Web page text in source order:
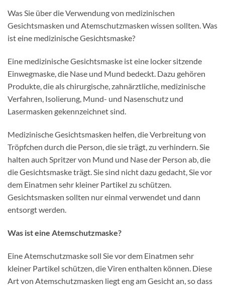
Was Sie über die Verwendung von medizinischen
Gesichtsmasken und Atemschutzmasken wissen sollten. Was
ist eine medizinische Gesichtsmaske?
Eine medizinische Gesichtsmaske ist eine locker sitzende
Einwegmaske, die Nase und Mund bedeckt. Dazu gehören
Produkte, die als chirurgische, zahnärztliche, medizinische
Verfahren, Isolierung, Mund- und Nasenschutz und
Lasermasken gekennzeichnet sind.
Medizinische Gesichtsmasken helfen, die Verbreitung von
Tröpfchen durch die Person, die sie trägt, zu verhindern. Sie
halten auch Spritzer von Mund und Nase der Person ab, die
die Gesichtsmaske trägt. Sie sind nicht dazu gedacht, Sie vor
dem Einatmen sehr kleiner Partikel zu schützen.
Gesichtsmasken sollten nur einmal verwendet und dann
entsorgt werden.
Was ist eine Atemschutzmaske?
Eine Atemschutzmaske soll Sie vor dem Einatmen sehr
kleiner Partikel schützen, die Viren enthalten können. Diese
Art von Atemschutzmasken liegt eng am Gesicht an, so dass